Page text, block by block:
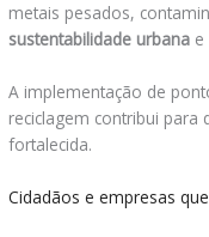
metais pesados,
sustentabilidade urbana e
A implementação de
reciclagem contribui para
fortalecida.
Cidadãos e empresas